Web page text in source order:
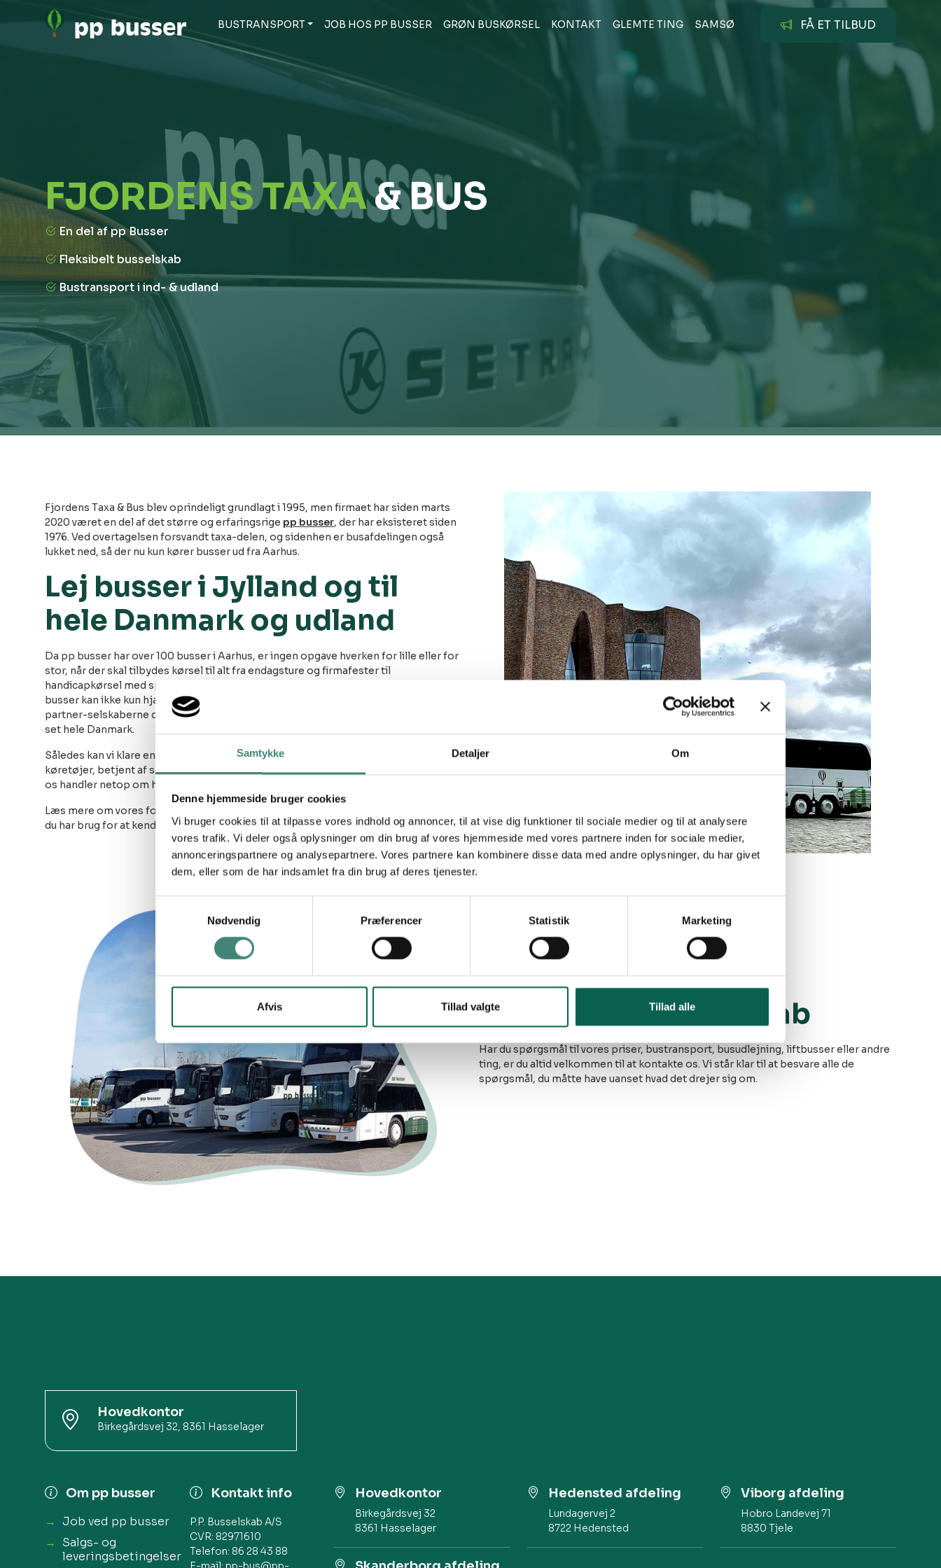
Samtykke Detaljer Om
Denne hjemmeside bruger cookies
Vi bruger cookies til at tilpasse vores indhold og annoncer, til at vise dig funktioner til sociale medier og til at analysere
vores trafik. Vi deler også oplysninger om din brug af vores hjemmeside med vores partnere inden for sociale medier,
annonceringspartnere og analysepartnere. Vores partnere kan kombinere disse data med andre oplysninger, du har givet
dem, eller som de har indsamlet fra din brug af deres tjenester.
Nødvendig
Præferencer Statistik Marketing
Afvis Tillad valgte Tillad alle
BUSTRANSPORT JOB HOS PP BUSSER GRØN BUSKØRSEL KONTAKT GLEMTE TING SAMSØ FÅ ET TILBUD
FJORDENS TAXA& BUS
En del af pp Busser
Fleksibelt busselskab
Bustransport i ind- & udland
Fjordens Taxa & Bus blev oprindeligt grundlagt i 1995, men firmaet har siden marts
2020 været en del af det større og erfaringsrige pp busser, der har eksisteret siden
1976. Ved overtagelsen forsvandt taxa-delen, og sidenhen er busafdelingen også
lukket ned, så der nu kun kører busser ud fra Aarhus.
Lej busser i Jylland og til
hele Danmark og udland
Da pp busser har over 100 busser i Aarhus, er ingen opgave hverken for lille eller for
stor, når der skal tilbydes kørsel til alt fra endagsture og firmafester til
handicapkørsel med specielle liftbusser eller udlandskørsel i dobbeltdækkere. pp
busser kan ikke kun hjælpe med en større flåde, men kan også i samarbejde med
partner-selskaberne dække alle former for busbehov ikke bare i Jylland, men stort
set hele Danmark.
Således kan vi klare enhver opgave, som vi løser med præsentable og komfortable
køretøjer, betjent af servicemindede og professionelle chauffører. Transport hos
os handler netop om hele den samlede rejseoplevelse.
Læs mere om vores forskellige bustyper
du har brug for at kende prisen på en bestemt buskørsel
Hvem er PP busselskab
Har du spørgsmål til vores priser, bustransport, busudlejning, liftbusser eller andre
ting, er du altid velkommen til at kontakte os. Vi står klar til at besvare alle de
spørgsmål, du måtte have uanset hvad det drejer sig om.
Hovedkontor
Birkegårdsvej 32, 8361 Hasselager​
Om pp busser
Job ved pp busser
Salgs- og
leveringsbetingelser
Kontakt info
P.P. Busselskab A/S
CVR: 82971610​
Telefon: 86 28 43 88
Hovedkontor
Birkegårdsvej 32​
8361 Hasselager
Hedensted afdeling
Lundagervej 2 ​
8722 Hedensted
Viborg afdeling
Hobro Landevej 71​
8830 Tjele